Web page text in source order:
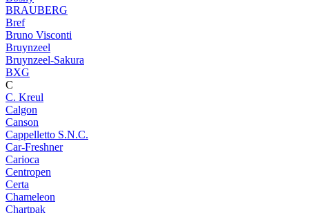
BRAUBERG
Bref
Bruno Visconti
Bruynzeel
Bruynzeel-Sakura
BXG
C
C. Kreul
Calgon
Canson
Cappelletto S.N.C.
Car-Freshner
Carioca
Centropen
Certa
Chameleon
Chartpak